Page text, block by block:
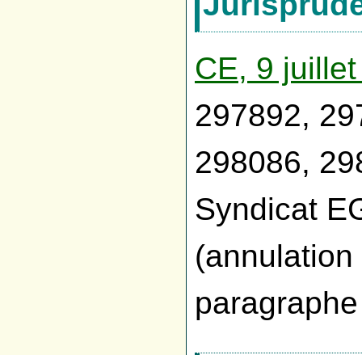
CE, 9
297892,
298086,
Syndicat